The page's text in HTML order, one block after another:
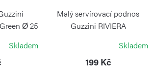
Ø 25
Skladem
Malý servírovací podnos
Guzzini RIVIERA
Skladem
199 Kč